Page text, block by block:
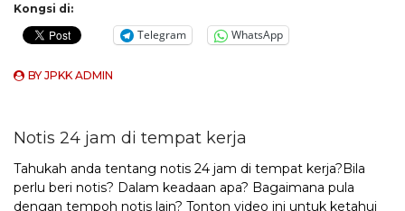
Kongsi di:
Telegram WhatsApp
BYJPKK ADMIN
Notis 24 jam di tempat kerja
Tahukah anda tentang notis 24 jam di tempat kerja?Bila
perlu beri notis? Dalam keadaan apa? Bagaimana pula
dengan tempoh notis lain? Tonton video ini untuk ketahui